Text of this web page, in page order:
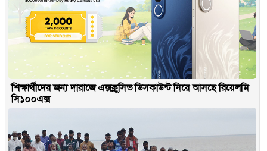
শিক্ষার্থীদের জন্য দারাজে এক্সক্লুসিভ ডিসকাউন্ট নিয়ে আসছে রিয়েলমি
সি১০০এক্স